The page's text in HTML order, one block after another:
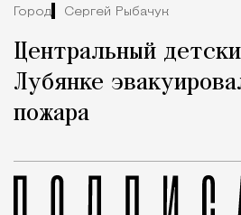
Город Сергей Рыбачук
Центральный
Лубянке
пожара